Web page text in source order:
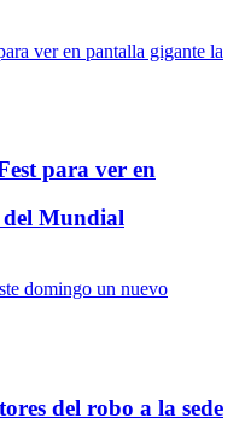
para ver en
Mundial
del robo a la sede